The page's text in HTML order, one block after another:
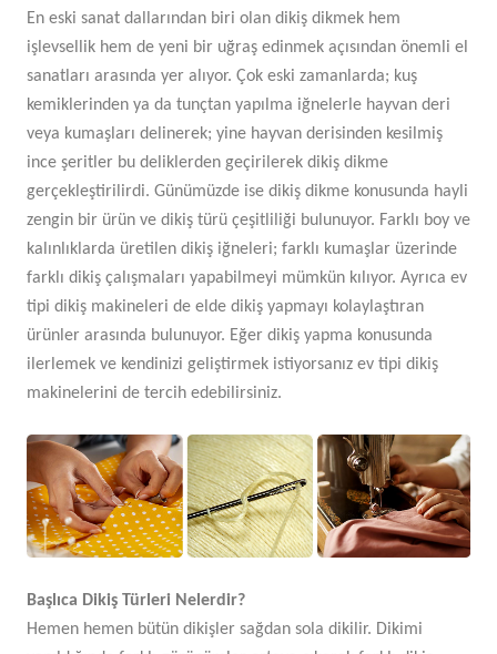
En eski sanat dallarından biri olan dikiş dikmek hem
işlevsellik hem de yeni bir uğraş edinmek açısından önemli el
sanatları arasında yer alıyor. Çok eski zamanlarda; kuş
kemiklerinden ya da tunçtan yapılma iğnelerle hayvan deri
veya kumaşları delinerek; yine hayvan derisinden kesilmiş
ince şeritler bu deliklerden geçirilerek dikiş dikme
gerçekleştirilirdi. Günümüzde ise dikiş dikme konusunda hayli
zengin bir ürün ve dikiş türü çeşitliliği bulunuyor. Farklı boy ve
kalınlıklarda üretilen dikiş iğneleri; farklı kumaşlar üzerinde
farklı dikiş çalışmaları yapabilmeyi mümkün kılıyor. Ayrıca ev
tipi dikiş makineleri de elde dikiş yapmayı kolaylaştıran
ürünler arasında bulunuyor. Eğer dikiş yapma konusunda
ilerlemek ve kendinizi geliştirmek istiyorsanız ev tipi dikiş
makinelerini de tercih edebilirsiniz.
Başlıca Dikiş Türleri Nelerdir?
Hemen hemen bütün dikişler sağdan sola dikilir. Dikimi